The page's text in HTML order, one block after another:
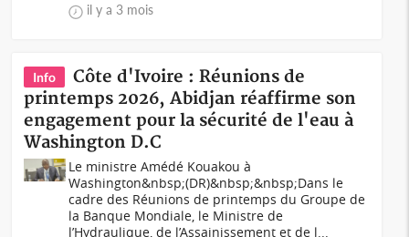
il y a 3 mois
Info
Côte d'Ivoire : Réunions de
printemps 2026, Abidjan réaffirme son
engagement pour la sécurité de l'eau à
Washington D.C
Le ministre Amédé Kouakou à
Washington&nbsp;(DR)&nbsp;&nbsp;Dans le
cadre des Réunions de printemps du Groupe de
la Banque Mondiale, le Ministre de
l’Hydraulique, de l’Assainissement et de l...